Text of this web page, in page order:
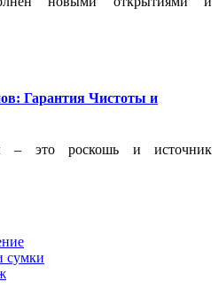
Гарантия Чистоты и
– это роскошь и источник
сумки